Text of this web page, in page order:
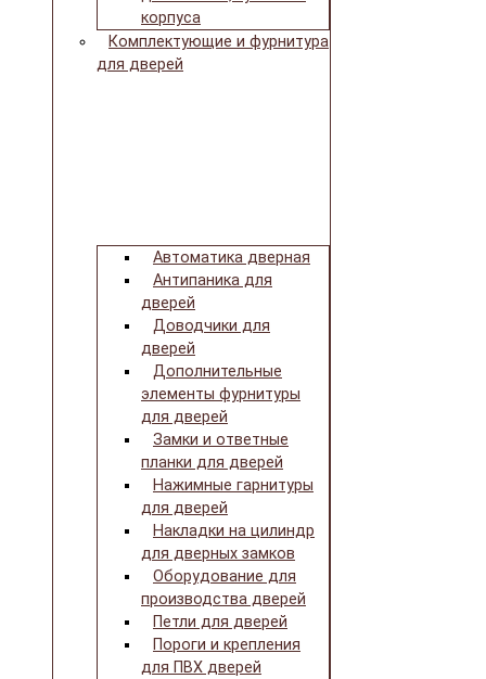
корпуса
Комплектующие и фурнитура
для дверей
Автоматика дверная
Антипаника для
дверей
Доводчики для
дверей
Дополнительные
элементы фурнитуры
для дверей
Замки и ответные
планки для дверей
Нажимные гарнитуры
для дверей
Накладки на цилиндр
для дверных замков
Оборудование для
производства дверей
Петли для дверей
Пороги и крепления
для ПВХ дверей